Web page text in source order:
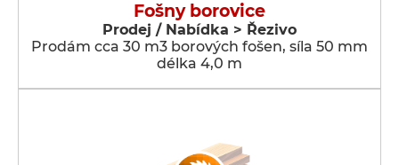
Fošny borovice
Prodej / Nabídka > Řezivo
Prodám cca 30 m3 borových fošen, síla 50 mm
délka 4,0 m